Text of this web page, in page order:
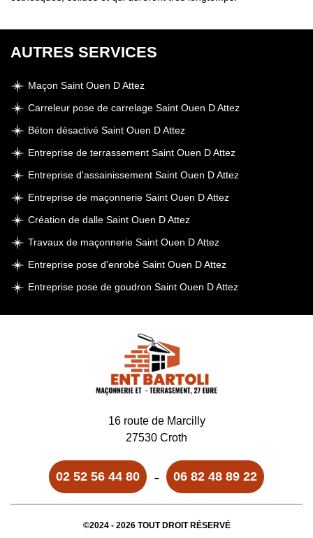
AUTRES SERVICES
Maçon Saint Ouen D Attez
Carreleur pose de carrelage Saint Ouen D Attez
Béton désactivé Saint Ouen D Attez
Entreprise de terrassement Saint Ouen D Attez
Entreprise d'assainissement Saint Ouen D Attez
Entreprise de maçonnerie Saint Ouen D Attez
Création de dalle Saint Ouen D Attez
Travaux de maçonnerie Saint Ouen D Attez
Entreprise pose d'enrobé Saint Ouen D Attez
Entreprise pose de goudron Saint Ouen D Attez
16 route de Marcilly
27530 Croth
02 52 56 44 80 - 06 82 48 89 22
©2024 - 2026 TOUT DROIT RÉSERVÉ